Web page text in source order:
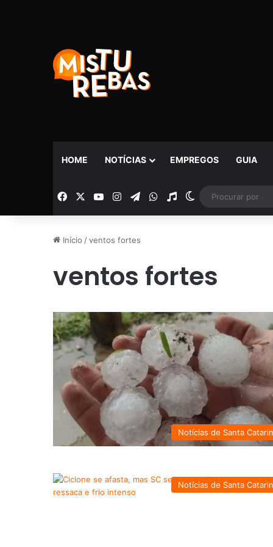
HOME NOTÍCIAS EMPREGOS GUIA
Facebook YouTubeInstagramTelegramWhatsApp
Rádio Switch skin
Início /ventos fortes
ventos fortes
Notícias de Santa
Notícias de Santa